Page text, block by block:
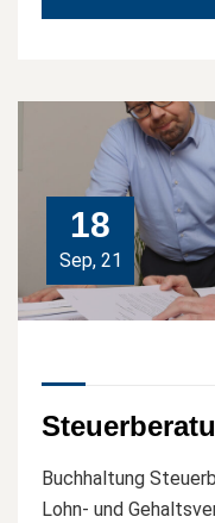
18
Sep, 21
Buchhaltung
Lohn- und